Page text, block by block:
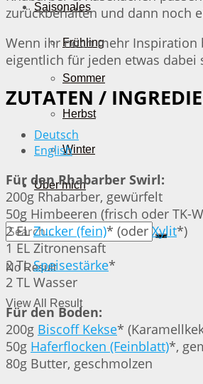
Saisonales
Frühling
Sommer
Herbst
Winter
Über mich
No Result
View All Result
zurückbehalten und dann noch
Wenn ihr noch mehr Inspiration
eigentlich für jeden etwas dabei
ZUTATEN /
Deutsch
English
Für den Rhabarber Swirl:
200g Rhabarber, gewürfelt
50g Himbeeren (frisch oder TK-
2 ELZucker (fein)* (oder Xylit*)
1 EL Zitronensaft
2 TLSpeisestärke*
2 TL Wasser
Für den Boden:
200g Biscoff Kekse*
50g Haferflocken (Feinblatt)*,
80g Butter, geschmolzen